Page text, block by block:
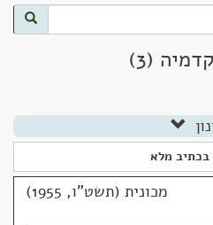
(3)
בכתיב מלא
מכונית (תשט"ו, 1955)